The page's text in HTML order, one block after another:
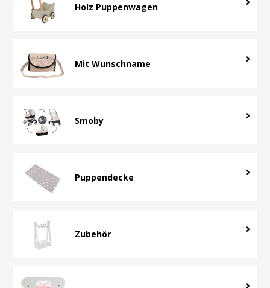
Holz Puppenwagen
Mit Wunschname
Smoby
Puppendecke
Zubehör